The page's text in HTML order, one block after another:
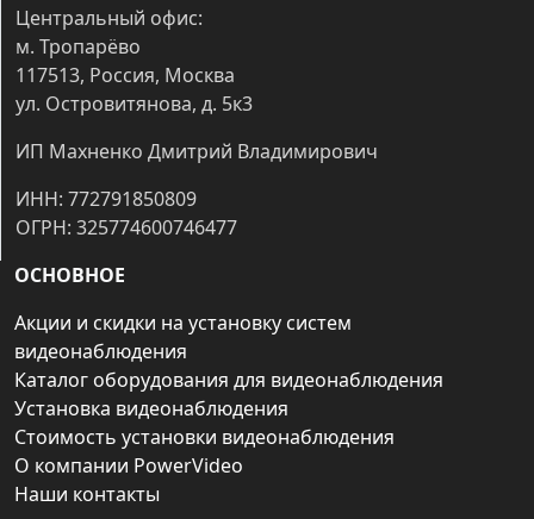
Центральный офис:
м. Тропарёво
117513, Россия, Москва
ул. Островитянова, д. 5к3
ИП Махненко Дмитрий Владимирович
ИНН: 772791850809
ОГРН: 325774600746477
ОСНОВНОЕ
Акции и скидки на установку систем
видеонаблюдения
Каталог оборудования для видеонаблюдения
Установка видеонаблюдения
Стоимость установки видеонаблюдения
О компании PowerVideo
Наши контакты